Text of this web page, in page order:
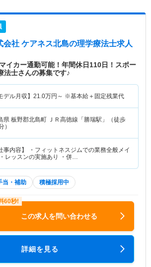
会社 ケアネス北島の理学療法士求人
イカー通勤可能！年間休日110日！スポー
法士さんの募集です♪
デル月収】 21.0万円～ ※基本給＋固定残業代
県 板野郡北島町 ＪＲ高徳線「勝瑞駅」（徒歩
）
事内容】 ・フィットネスジムでの業務全般メイ
レッスンの実施あり ・併…
当・補助 積極採用中
この求人を問い合わせる
詳細を見る